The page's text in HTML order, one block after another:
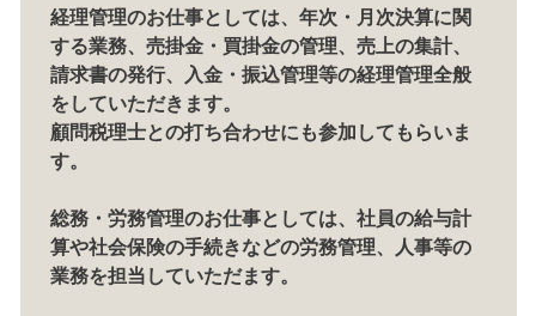
経理管理のお仕事としては、年次・月次決算に関
する業務、売掛金・買掛金の管理、売上の集計、
請求書の発行、入金・振込管理等の経理管理全般
をしていただきます。
顧問税理士との打ち合わせにも参加してもらいま
す。
総務・労務管理のお仕事としては、社員の給与計
算や社会保険の手続きなどの労務管理、人事等の
業務を担当していただます。